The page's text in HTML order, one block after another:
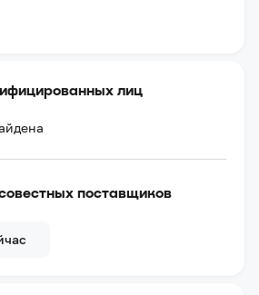
лиц
поставщиков